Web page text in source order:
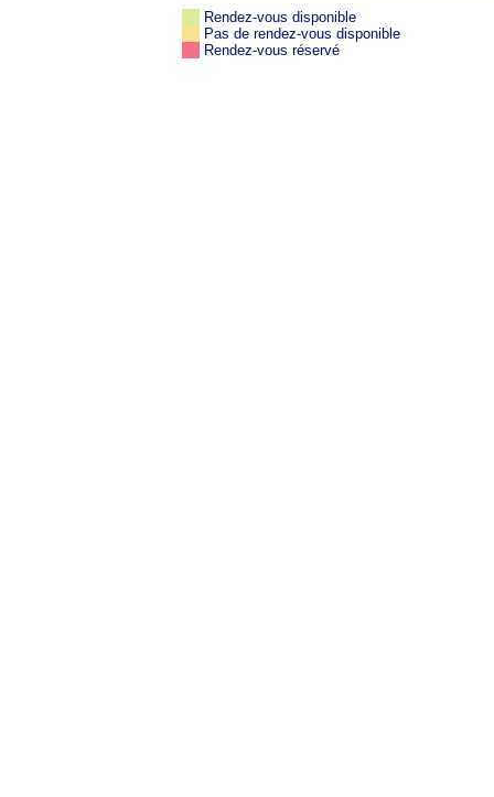
Rendez-vous disponible
Pas de rendez-vous disponible
Rendez-vous réservé